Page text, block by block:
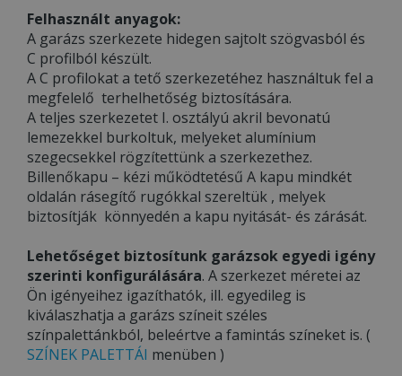
Felhasznált anyagok:
A garázs szerkezete hidegen sajtolt szögvasból és
C profilból készült.
A C profilokat a tető szerkezetéhez használtuk fel a
megfelelő terhelhetőség biztosítására.
A teljes szerkezetet I. osztályú akril bevonatú
lemezekkel burkoltuk, melyeket alumínium
szegecsekkel rögzítettünk a szerkezethez.
Billenőkapu – kézi működtetésű A kapu mindkét
oldalán rásegítő rugókkal szereltük , melyek
biztosítják könnyedén a kapu nyitását- és zárását.
Lehetőséget biztosítunk garázsok egyedi igény
szerinti konfigurálására. A szerkezet méretei az
Ön igényeihez igazíthatók, ill. egyedileg is
kiválaszhatja a garázs színeit széles
színpalettánkból, beleértve a famintás színeket is. (
SZÍNEK PALETTÁI menüben )